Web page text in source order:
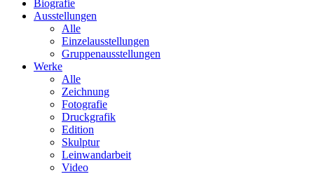
Biografie
Ausstellungen
Alle
Einzelausstellungen
Gruppenausstellungen
Werke
Alle
Zeichnung
Fotografie
Druckgrafik
Edition
Skulptur
Leinwandarbeit
Video